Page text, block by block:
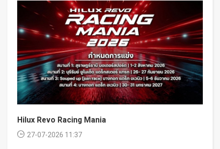
Hilux Revo Racing Mania
27-07-2026 11:37